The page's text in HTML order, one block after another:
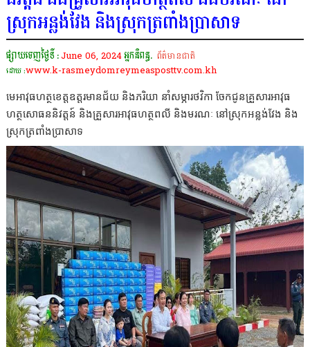
ស្រុកអន្លង់វែង និងស្រុកត្រពាំងប្រាសាទ
ផ្សាយចេញថ្ងៃទី :June 06, 2024អ្នកនិពន្ធ. ព័ត៌មានជាតិ
ដោយ :www.k-rasmeydomreymeasposttv.com.kh
មេអាវុធហត្ថខេត្តឧត្តរមានជ័យ និងភរិយា នាំសម្ភារថវិកា ចែកជូនគ្រួសារអាវុធ
ហត្ថសោធននិវត្តន៍ និងគ្រួសារអាវុធហត្ថពលី និងមរណៈ នៅស្រុកអន្លង់វែង និង
ស្រុកត្រពាំងប្រាសាទ